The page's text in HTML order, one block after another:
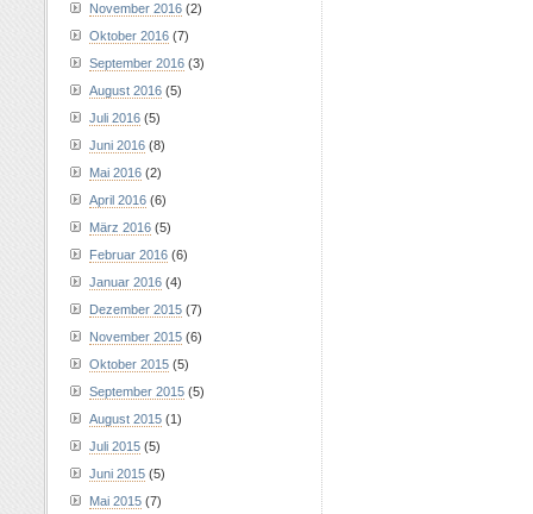
November 2016 (2)
Oktober 2016 (7)
September 2016 (3)
August 2016 (5)
Juli 2016 (5)
Juni 2016 (8)
Mai 2016 (2)
April 2016 (6)
März 2016 (5)
Februar 2016 (6)
Januar 2016 (4)
Dezember 2015 (7)
November 2015 (6)
Oktober 2015 (5)
September 2015 (5)
August 2015 (1)
Juli 2015 (5)
Juni 2015 (5)
Mai 2015 (7)